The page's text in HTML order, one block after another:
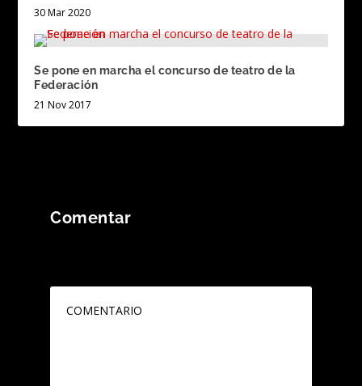
30 Mar 2020
Se pone en marcha el concurso de teatro de la
Federación
21 Nov 2017
Comentar